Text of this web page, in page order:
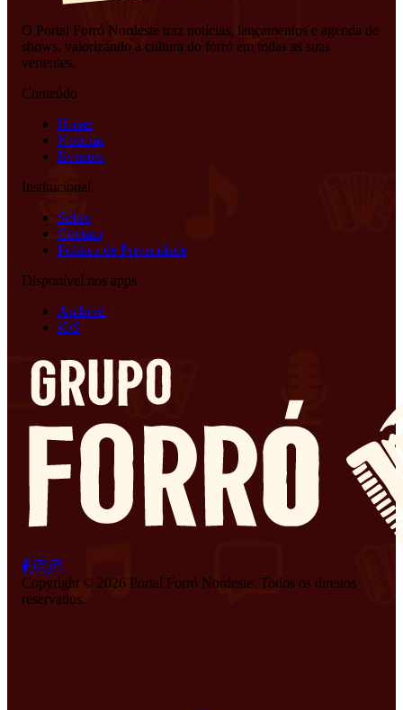
O Portal Forró Nordeste traz notícias, lançamentos e agenda de
shows, valorizando a cultura do forró em todas as suas
vertentes.
Conteúdo
Home
Notícias
Eventos
Institucional
Sobre
Contato
Política de Privacidade
Disponível nos apps
Android
iOS
Copyright © 2026 Portal Forró Nordeste. Todos os direitos
reservados.